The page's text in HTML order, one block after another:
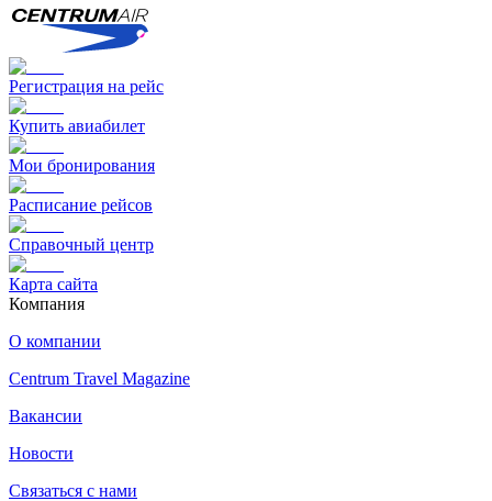
Регистрация на рейс
Купить авиабилет
Мои бронирования
Расписание рейсов
Справочный центр
Карта сайта
Компания
О компании
Centrum Travel Magazine
Вакансии
Новости
Связаться с нами